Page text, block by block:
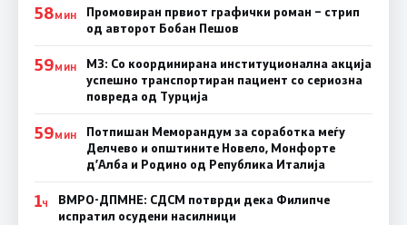
58МИН
Промовиран првиот графички роман – стрип
од авторот Бобан Пешов
59МИН
МЗ: Со координирана институционална акција
успешно транспортиран пациент со сериозна
повреда од Турција
59МИН
Потпишан Меморандум за соработка меѓу
Делчево и општините Новело, Монфорте
д’Алба и Родино од Република Италија
1Ч
ВМРО-ДПМНЕ: СДСM потврди дека Филипче
испратил осудени насилници